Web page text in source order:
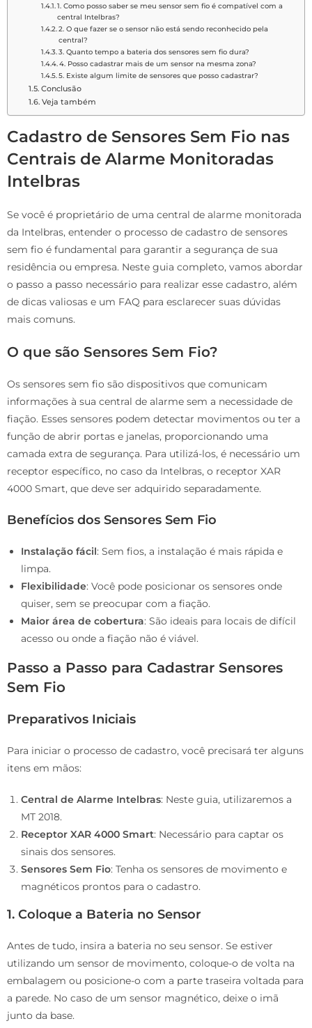
1. Como posso saber se meu sensor sem fio é compatível com a
central Intelbras?
2. O que fazer se o sensor não está sendo reconhecido pela
central?
3. Quanto tempo a bateria dos sensores sem fio dura?
4. Posso cadastrar mais de um sensor na mesma zona?
5. Existe algum limite de sensores que posso cadastrar?
Conclusão
Veja também
Cadastro de Sensores Sem Fio nas
Centrais de Alarme Monitoradas
Intelbras
Se você é proprietário de uma central de alarme monitorada
da Intelbras, entender o processo de cadastro de sensores
sem fio é fundamental para garantir a segurança de sua
residência ou empresa. Neste guia completo, vamos abordar
o passo a passo necessário para realizar esse cadastro, além
de dicas valiosas e um FAQ para esclarecer suas dúvidas
mais comuns.
O que são Sensores Sem Fio?
Os sensores sem fio são dispositivos que comunicam
informações à sua central de alarme sem a necessidade de
fiação. Esses sensores podem detectar movimentos ou ter a
função de abrir portas e janelas, proporcionando uma
camada extra de segurança. Para utilizá-los, é necessário um
receptor específico, no caso da Intelbras, o receptor XAR
4000 Smart, que deve ser adquirido separadamente.
Benefícios dos Sensores Sem Fio
Instalação fácil: Sem fios, a instalação é mais rápida e
limpa.
Flexibilidade: Você pode posicionar os sensores onde
quiser, sem se preocupar com a fiação.
Maior área de cobertura: São ideais para locais de difícil
acesso ou onde a fiação não é viável.
Passo a Passo para Cadastrar Sensores
Sem Fio
Preparativos Iniciais
Para iniciar o processo de cadastro, você precisará ter alguns
itens em mãos:
Central de Alarme Intelbras: Neste guia, utilizaremos a
MT 2018.
Receptor XAR 4000 Smart: Necessário para captar os
sinais dos sensores.
Sensores Sem Fio: Tenha os sensores de movimento e
magnéticos prontos para o cadastro.
1. Coloque a Bateria no Sensor
Antes de tudo, insira a bateria no seu sensor. Se estiver
utilizando um sensor de movimento, coloque-o de volta na
embalagem ou posicione-o com a parte traseira voltada para
a parede. No caso de um sensor magnético, deixe o imã
junto da base.